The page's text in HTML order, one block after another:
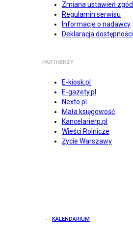
Zmiana ustawień zgód
Regulamin serwisu
Informacje o nadawcy
Deklaracja dostępności
PARTNERZY
E-kiosk.pl
E-gazety.pl
Nexto.pl
Mała księgowość
Kancelarierp.pl
Wieści Rolnicze
Życie Warszawy
KALENDARIUM